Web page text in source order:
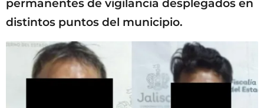
permanentes de vigilancia desplegados en
distintos puntos del municipio.